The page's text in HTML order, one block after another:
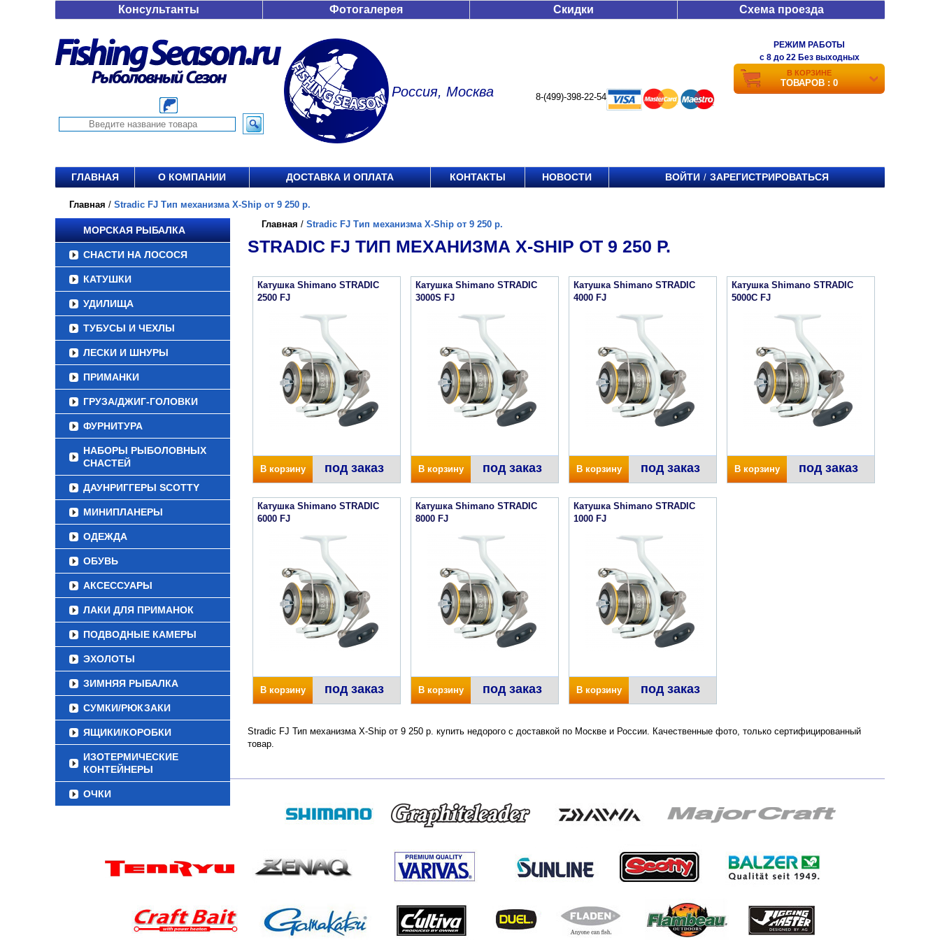
Консультанты Фотогалерея Скидки Схема проезда
Россия, Москва 8-(499)-398-22-54
РЕЖИМ РАБОТЫ
c 8 до 22 Без выходных
В КОРЗИНЕ
ТОВАРОВ : 0
ГЛАВНАЯ О КОМПАНИИ ДОСТАВКА И ОПЛАТА КОНТАКТЫ НОВОСТИ ВОЙТИ / ЗАРЕГИСТРИРОВАТЬСЯ
Главная / Stradic FJ Тип механизма X-Ship от 9 250 р.
МОРСКАЯ РЫБАЛКА
СНАСТИ НА ЛОСОСЯ
КАТУШКИ
УДИЛИЩА
ТУБУСЫ И ЧЕХЛЫ
ЛЕСКИ И ШНУРЫ
ПРИМАНКИ
ГРУЗА/ДЖИГ-ГОЛОВКИ
ФУРНИТУРА
НАБОРЫ РЫБОЛОВНЫХ
СНАСТЕЙ
ДАУНРИГГЕРЫ SCOTTY
МИНИПЛАНЕРЫ
ОДЕЖДА
ОБУВЬ
АКСЕССУАРЫ
ЛАКИ ДЛЯ ПРИМАНОК
ПОДВОДНЫЕ КАМЕРЫ
ЭХОЛОТЫ
ЗИМНЯЯ РЫБАЛКА
СУМКИ/РЮКЗАКИ
ЯЩИКИ/КОРОБКИ
ИЗОТЕРМИЧЕСКИЕ
КОНТЕЙНЕРЫ
ОЧКИ
Главная / Stradic FJ Тип механизма X-Ship от 9 250 р.
STRADIC FJ ТИП МЕХАНИЗМА X-SHIP ОТ 9 250 Р.
Катушка Shimano STRADIC
2500 FJ
В корзину под заказ
Катушка Shimano STRADIC
3000S FJ
В корзину под заказ
Катушка Shimano STRADIC
4000 FJ
В корзину под заказ
Катушка Shimano STRADIC
5000C FJ
В корзину под заказ
Катушка Shimano STRADIC
6000 FJ
В корзину под заказ
Катушка Shimano STRADIC
8000 FJ
В корзину под заказ
Катушка Shimano STRADIC
1000 FJ
В корзину под заказ
Stradic FJ Тип механизма X-Ship от 9 250 р. купить недорого с доставкой по Москве и России. Качественные фото, только сертифицированный
товар.